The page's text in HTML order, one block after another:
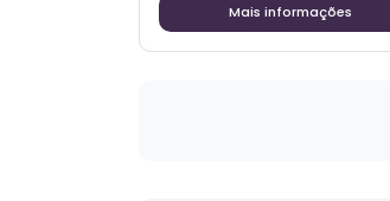
Mais informações